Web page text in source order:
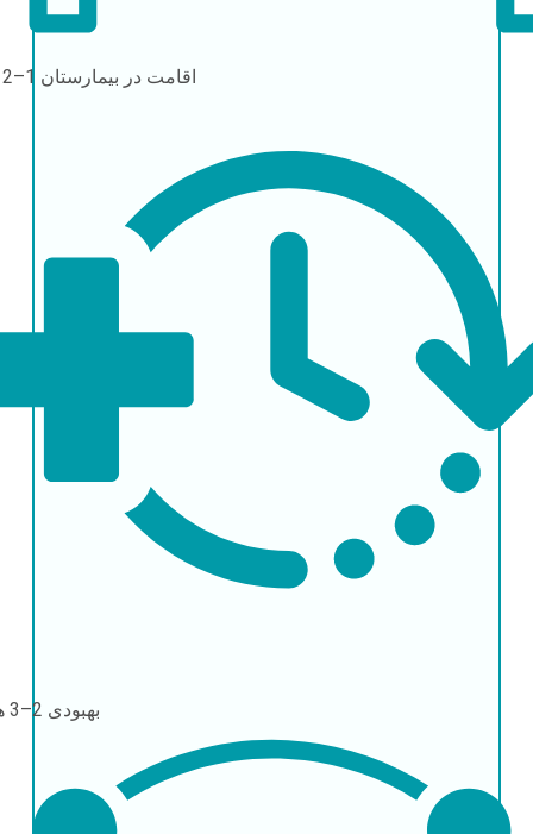
اقامت در بیمارستان 1–2 روز
بهبودی 2–3 هفته